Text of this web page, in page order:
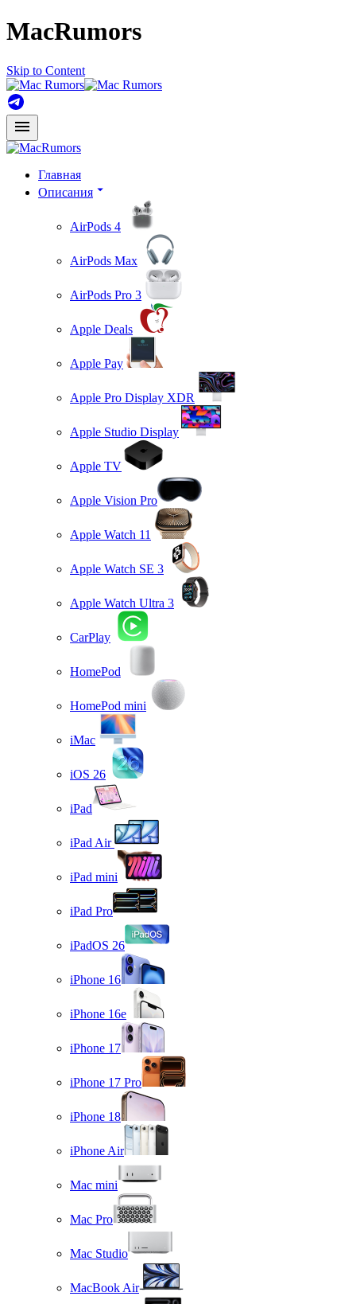
MacRumors
Skip to Content
Главная
Описания
AirPods 4
AirPods Max
AirPods Pro 3
Apple Deals
Apple Pay
Apple Pro Display XDR
Apple Studio Display
Apple TV
Apple Vision Pro
Apple Watch 11
Apple Watch SE 3
Apple Watch Ultra 3
CarPlay
HomePod
HomePod mini
iMac
iOS 26
iPad
iPad Air
iPad mini
iPad Pro
iPadOS 26
iPhone 16
iPhone 16e
iPhone 17
iPhone 17 Pro
iPhone 18
iPhone Air
Mac mini
Mac Pro
Mac Studio
MacBook Air